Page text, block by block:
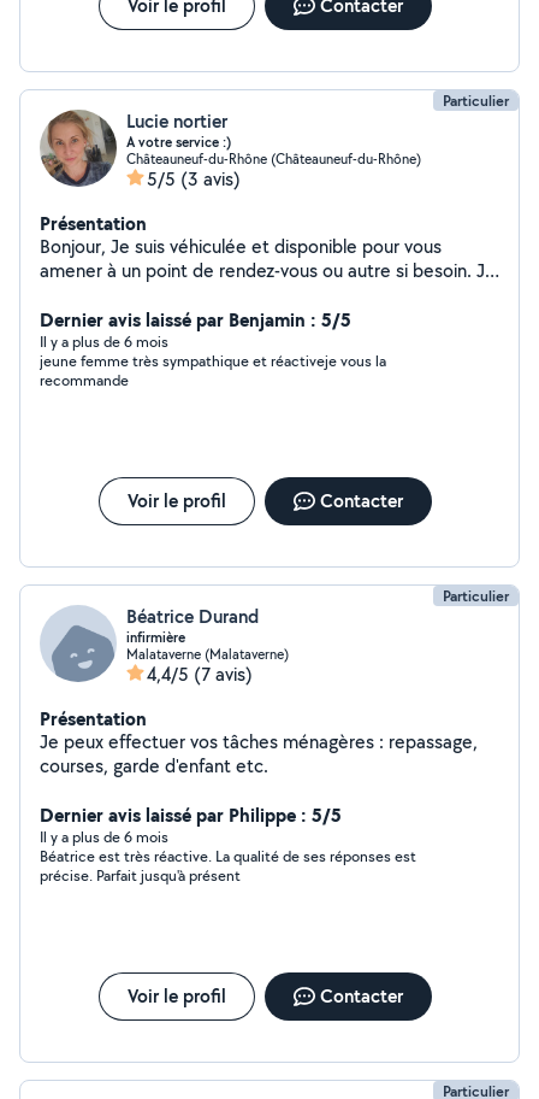
Voir le profil Contacter
Particulier
Lucie nortier
A votre service :)
Châteauneuf-du-Rhône (Châteauneuf-du-Rhône)
5/5 (3 avis)
Présentation
Bonjour, Je suis véhiculée et disponible pour vous
amener à un point de rendez-vous ou autre si besoin. Je
d'une expérience dans le transport. Je suis disponible
également pour la garde de vos petits compagnons,
tels que chiens, souris, rat, cochon d'inde, oiseaux etc...
Je dispose d'une maison avec un jardin clôturé
Dernier avis laissé par Benjamin : 5/5
Il y a plus de 6 mois
jeune femme très sympathique et réactiveje vous la
recommande
Voir le profil Contacter
Particulier
Béatrice Durand
infirmière
Malataverne (Malataverne)
4,4/5 (7 avis)
Présentation
Je peux effectuer vos tâches ménagères : repassage,
courses, garde d'enfant etc.
Dernier avis laissé par Philippe : 5/5
Il y a plus de 6 mois
Béatrice est très réactive. La qualité de ses réponses est
précise. Parfait jusqu'à présent
Voir le profil Contacter
Particulier